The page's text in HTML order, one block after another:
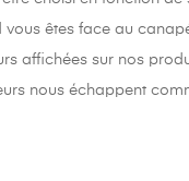
êtes face au
affichées sur nos
nous échappent